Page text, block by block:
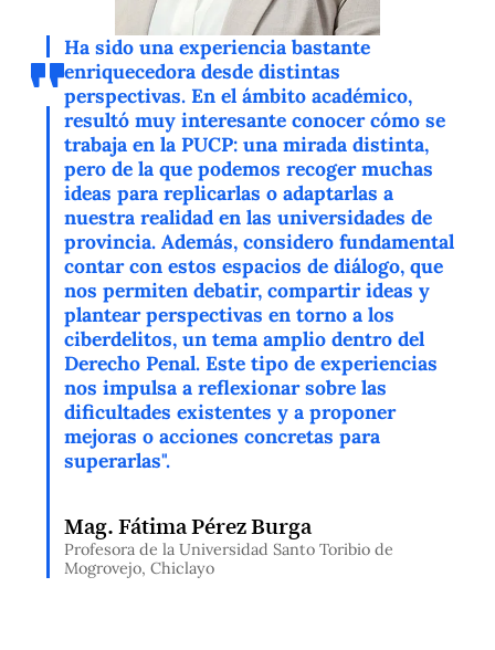
Ha sido una experiencia bastante
enriquecedora desde distintas
perspectivas. En el ámbito académico,
resultó muy interesante conocer cómo se
trabaja en la PUCP: una mirada distinta,
pero de la que podemos recoger muchas
ideas para replicarlas o adaptarlas a
nuestra realidad en las universidades de
provincia. Además, considero fundamental
contar con estos espacios de diálogo, que
nos permiten debatir, compartir ideas y
plantear perspectivas en torno a los
ciberdelitos, un tema amplio dentro del
Derecho Penal. Este tipo de experiencias
nos impulsa a reflexionar sobre las
dificultades existentes y a proponer
mejoras o acciones concretas para
superarlas".
Mag. Fátima Pérez Burga
Profesora de la Universidad Santo Toribio de
Mogrovejo, Chiclayo